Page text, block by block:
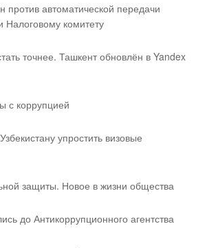
против автоматической передачи
Налоговому комитету
точнее. Ташкент обновлён в Yandex
с коррупцией
упростить визовые
защиты. Новое в жизни общества
до Антикоррупционного агентства